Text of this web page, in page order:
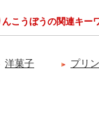
こうぼうの関連キー
洋菓子 プリ